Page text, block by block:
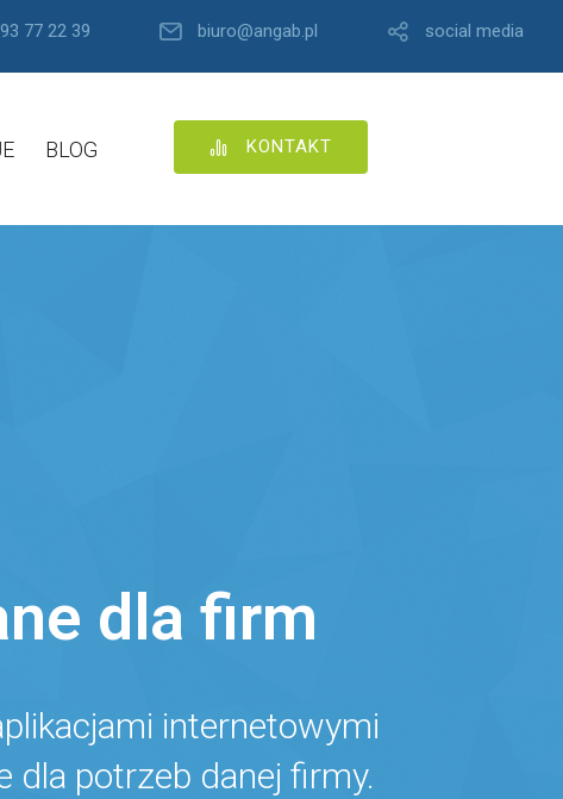
77 22 39 biuro@angab.pl social media
BLOG KONTAKT
dla firm
internetowymi
dla potrzeb danej firmy.